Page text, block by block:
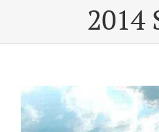
2014
View
Larger
Image